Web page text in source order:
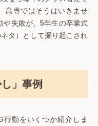
高専ではそうはいきませ
や失敗が、5年生の卒業式
タ）として掘り起こされ
」事例
動をいくつか紹介しま